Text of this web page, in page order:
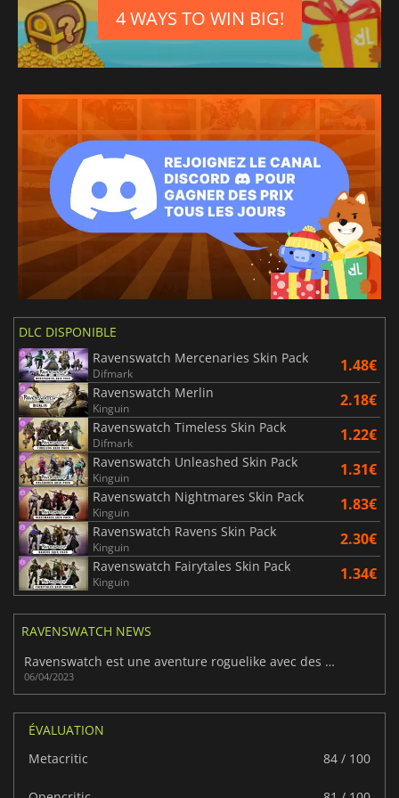
4 WAYS TO WIN BIG!
DLC DISPONIBLE
Ravenswatch Mercenaries Skin Pack
Difmark 1.48€
Ravenswatch Merlin
Kinguin 2.18€
Ravenswatch Timeless Skin Pack
Difmark 1.22€
Ravenswatch Unleashed Skin Pack
Kinguin 1.31€
Ravenswatch Nightmares Skin Pack
Kinguin 1.83€
Ravenswatch Ravens Skin Pack
Kinguin 2.30€
Ravenswatch Fairytales Skin Pack
Kinguin 1.34€
RAVENSWATCH NEWS
Ravenswatch est une aventure roguelike avec des héros de contes de fées sombres.
06/04/2023
ÉVALUATION
Metacritic
84 / 100